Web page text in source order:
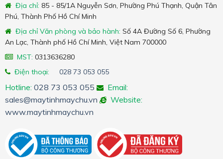
Địa chỉ: 85 - 85/1A Nguyễn Sơn, Phường Phú Thạnh, Quận Tân
Phú, Thành Phố Hồ Chí Minh
Địa chỉ Văn phòng và bảo hành: Số 4A Đường Số 6, Phường
An Lạc, Thành phố Hồ Chí Minh, Việt Nam 700000
MST: 0313636280
Điện thoại:
028 73 053 055
Hotline: 028 73 053 055
Email:
sales@maytinhmaychu.vn
Website:
www.maytinhmaychu.vn